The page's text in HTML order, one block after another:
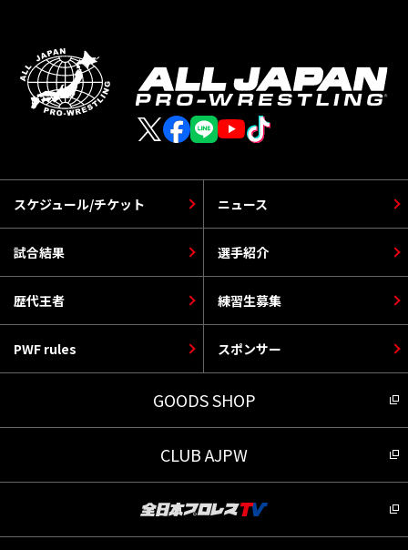
スケジュール/チケット
選手紹介
PWF rules
ニュース
歴代王者
スポンサー
試合結果
練習生募集
GOODS SHOP
CLUB AJPW